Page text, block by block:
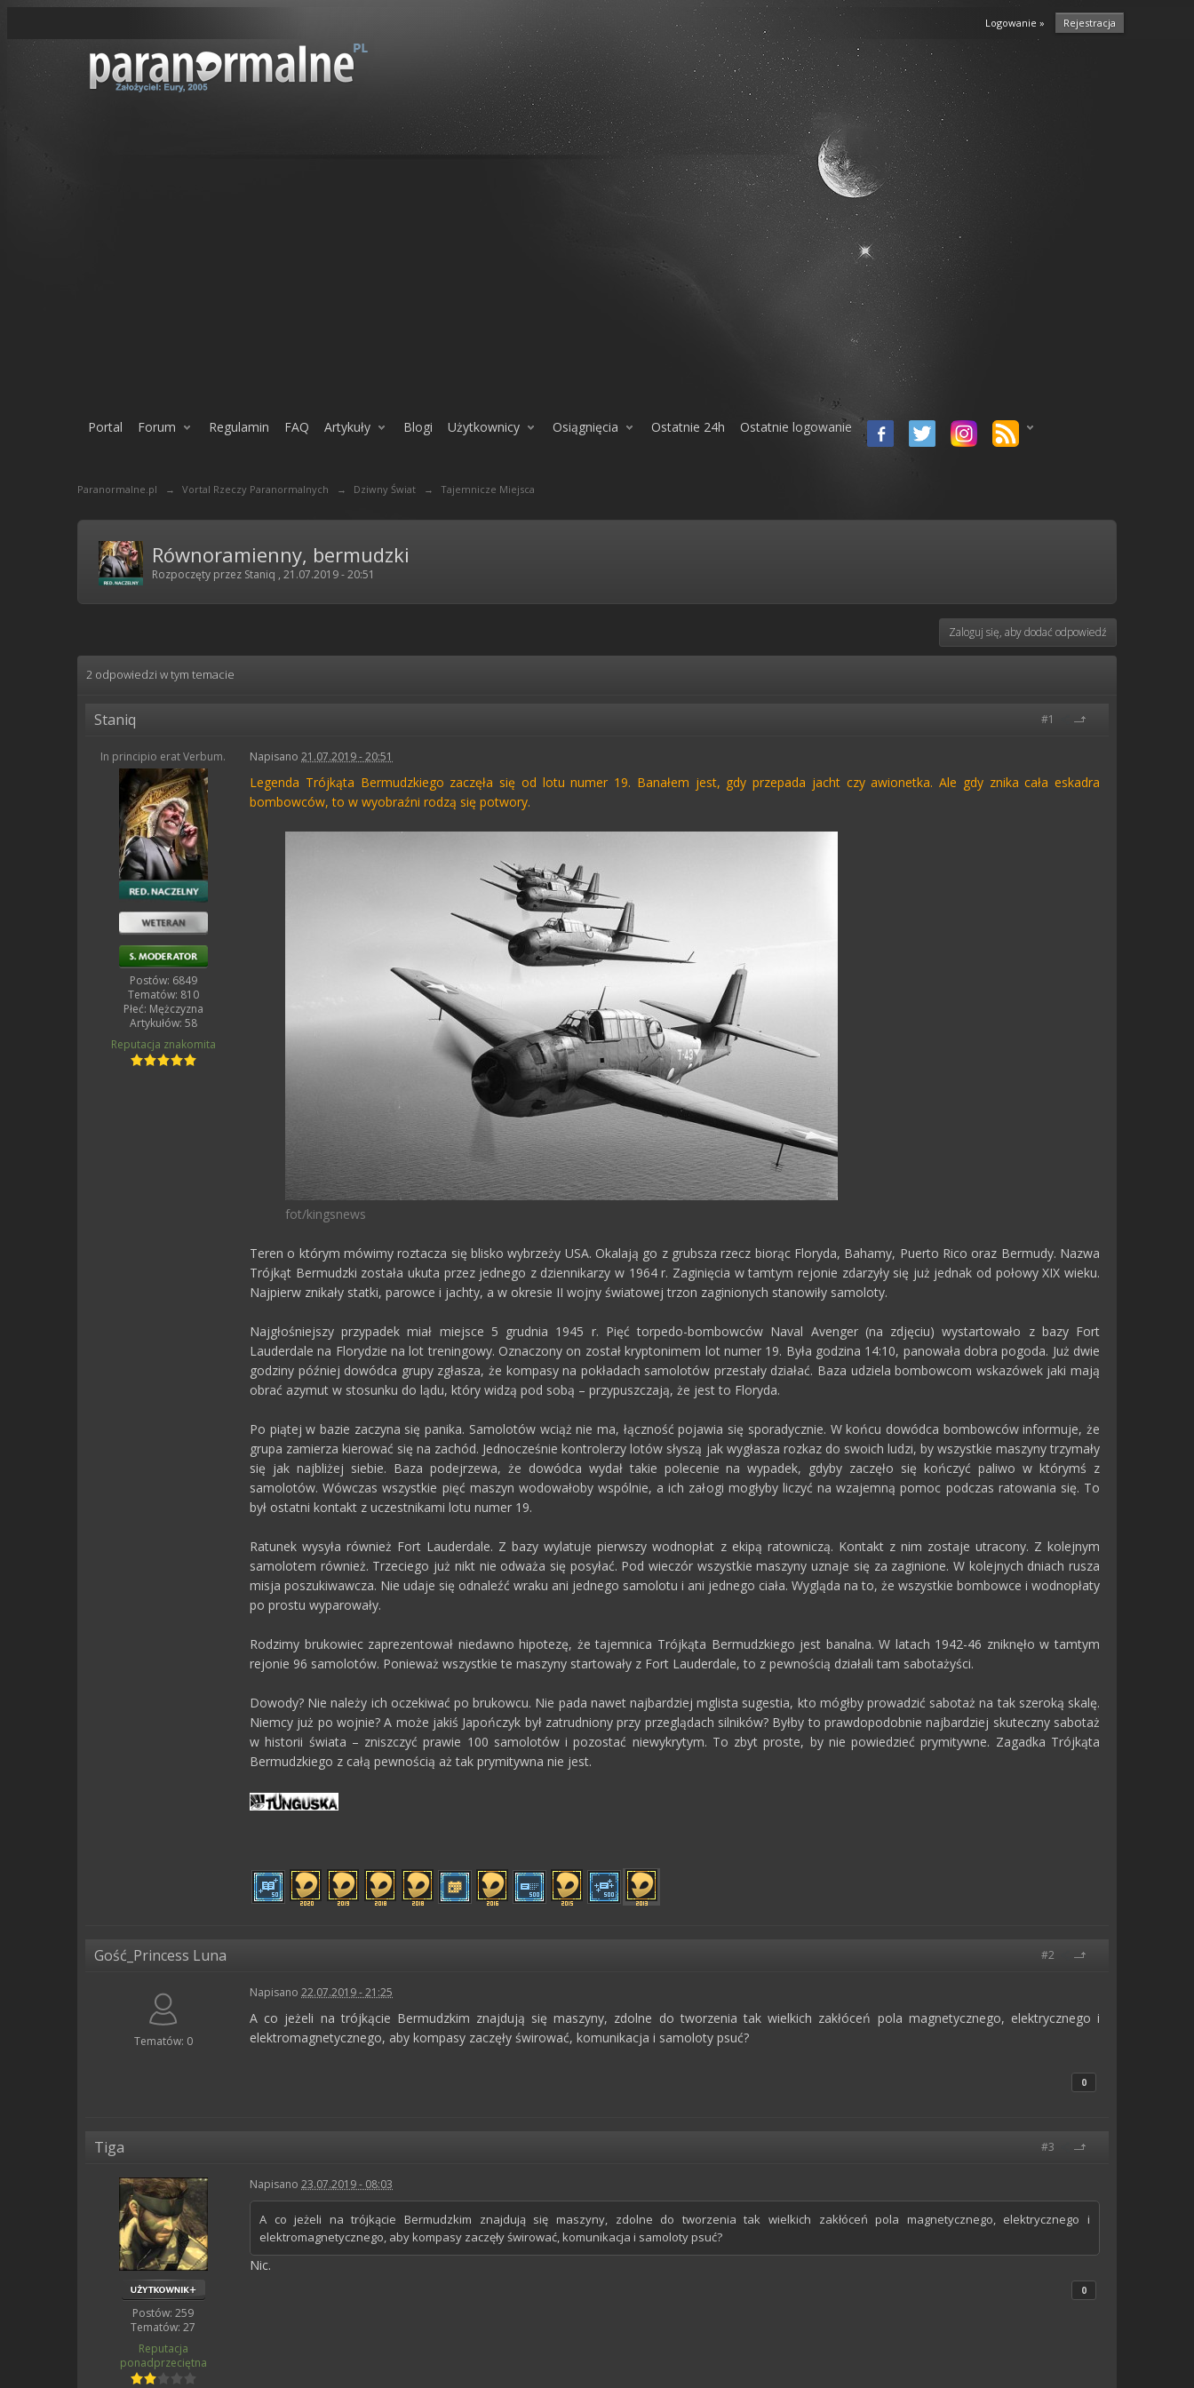
Logowanie » Rejestracja
Portal Forum Regulamin FAQ Artykuły Blogi Użytkownicy Osiągnięcia Ostatnie 24h Ostatnie logowanie
Paranormalne.pl → Vortal Rzeczy Paranormalnych → Dziwny Świat → Tajemnicze Miejsca
Równoramienny, bermudzki
Rozpoczęty przez Staniq ,21.07.2019 - 20:51
Zaloguj się, aby dodać odpowiedź
2 odpowiedzi w tym temacie
#1
Staniq
In principio erat Verbum.
Postów: 6849
Tematów: 810
Płeć: Mężczyzna
Artykułów: 58
Reputacja znakomita
Napisano 21.07.2019 - 20:51
Legenda Trójkąta Bermudzkiego zaczęła się od lotu numer 19. Banałem jest, gdy przepada jacht czy awionetka. Ale gdy znika cała eskadra
bombowców, to w wyobraźni rodzą się potwory.
fot/kingsnews
Teren o którym mówimy roztacza się blisko wybrzeży USA. Okalają go z grubsza rzecz biorąc Floryda, Bahamy, Puerto Rico oraz Bermudy. Nazwa
Trójkąt Bermudzki została ukuta przez jednego z dziennikarzy w 1964 r. Zaginięcia w tamtym rejonie zdarzyły się już jednak od połowy XIX wieku.
Najpierw znikały statki, parowce i jachty, a w okresie II wojny światowej trzon zaginionych stanowiły samoloty.
Najgłośniejszy przypadek miał miejsce 5 grudnia 1945 r. Pięć torpedo-bombowców Naval Avenger (na zdjęciu) wystartowało z bazy Fort
Lauderdale na Florydzie na lot treningowy. Oznaczony on został kryptonimem lot numer 19. Była godzina 14:10, panowała dobra pogoda. Już dwie
godziny później dowódca grupy zgłasza, że kompasy na pokładach samolotów przestały działać. Baza udziela bombowcom wskazówek jaki mają
obrać azymut w stosunku do lądu, który widzą pod sobą – przypuszczają, że jest to Floryda.
Po piątej w bazie zaczyna się panika. Samolotów wciąż nie ma, łączność pojawia się sporadycznie. W końcu dowódca bombowców informuje, że
grupa zamierza kierować się na zachód. Jednocześnie kontrolerzy lotów słyszą jak wygłasza rozkaz do swoich ludzi, by wszystkie maszyny trzymały
się jak najbliżej siebie. Baza podejrzewa, że dowódca wydał takie polecenie na wypadek, gdyby zaczęło się kończyć paliwo w którymś z
samolotów. Wówczas wszystkie pięć maszyn wodowałoby wspólnie, a ich załogi mogłyby liczyć na wzajemną pomoc podczas ratowania się. To
był ostatni kontakt z uczestnikami lotu numer 19.
Ratunek wysyła również Fort Lauderdale. Z bazy wylatuje pierwszy wodnopłat z ekipą ratowniczą. Kontakt z nim zostaje utracony. Z kolejnym
samolotem również. Trzeciego już nikt nie odważa się posyłać. Pod wieczór wszystkie maszyny uznaje się za zaginione. W kolejnych dniach rusza
misja poszukiwawcza. Nie udaje się odnaleźć wraku ani jednego samolotu i ani jednego ciała. Wygląda na to, że wszystkie bombowce i wodnopłaty
po prostu wyparowały.
Rodzimy brukowiec zaprezentował niedawno hipotezę, że tajemnica Trójkąta Bermudzkiego jest banalna. W latach 1942-46 zniknęło w tamtym
rejonie 96 samolotów. Ponieważ wszystkie te maszyny startowały z Fort Lauderdale, to z pewnością działali tam sabotażyści.
Dowody? Nie należy ich oczekiwać po brukowcu. Nie pada nawet najbardziej mglista sugestia, kto mógłby prowadzić sabotaż na tak szeroką skalę.
Niemcy już po wojnie? A może jakiś Japończyk był zatrudniony przy przeglądach silników? Byłby to prawdopodobnie najbardziej skuteczny sabotaż
w historii świata – zniszczyć prawie 100 samolotów i pozostać niewykrytym. To zbyt proste, by nie powiedzieć prymitywne. Zagadka Trójkąta
Bermudzkiego z całą pewnością aż tak prymitywna nie jest.
#2
Gość_Princess Luna
Tematów: 0
Napisano 22.07.2019 - 21:25
A co jeżeli na trójkącie Bermudzkim znajdują się maszyny, zdolne do tworzenia tak wielkich zakłóceń pola magnetycznego, elektrycznego i
elektromagnetycznego, aby kompasy zaczęły świrować, komunikacja i samoloty psuć?
0
#3
Tiga
Postów: 259
Tematów: 27
Reputacja
ponadprzeciętna
Napisano 23.07.2019 - 08:03
A co jeżeli na trójkącie Bermudzkim znajdują się maszyny, zdolne do tworzenia tak wielkich zakłóceń pola magnetycznego, elektrycznego i
elektromagnetycznego, aby kompasy zaczęły świrować, komunikacja i samoloty psuć?
Nic.
0